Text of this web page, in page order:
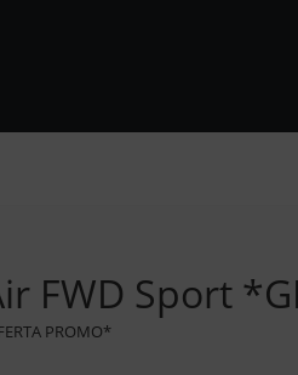
FWD Sport
PROMO*